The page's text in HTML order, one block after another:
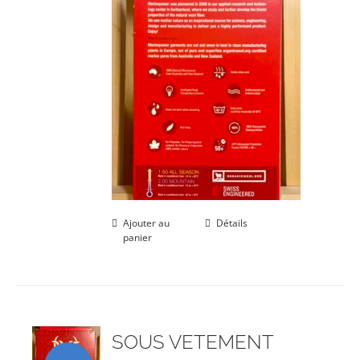
Ajouter au
panier
Détails
SOUS VETEMENT